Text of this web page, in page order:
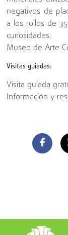
negativos de
a los rollos de
curiosidades.
Museo de Arte
Visitas guiadas:
Visita guiada
Información y